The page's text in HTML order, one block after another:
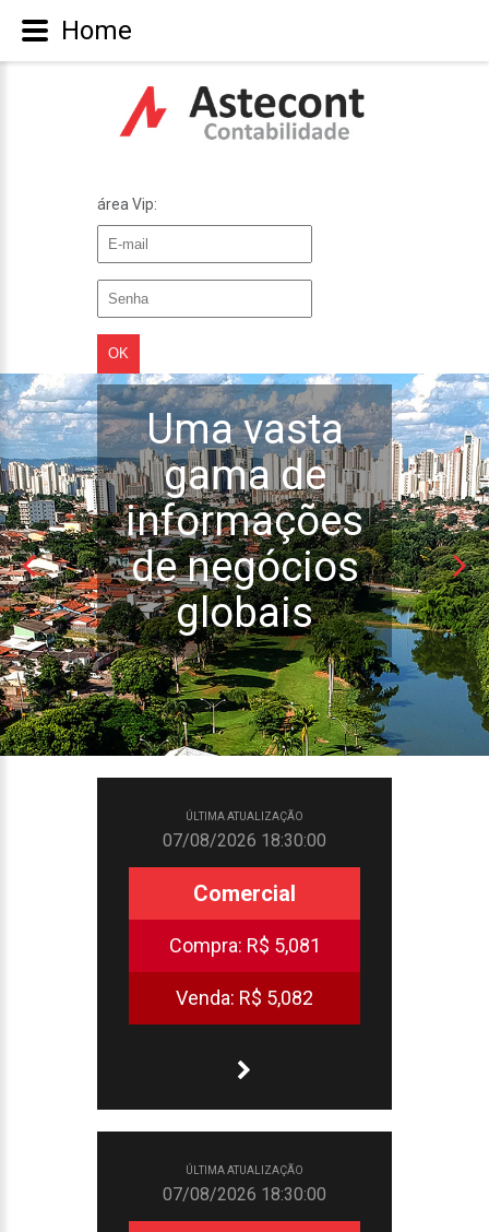
área Vip:
Uma vasta
gama de
informações
de negócios
globais
ÚLTIMA ATUALIZAÇÃO
07/08/2026 18:30:00
Comercial
Compra: R$ 5,081
Venda: R$ 5,082
ÚLTIMA ATUALIZAÇÃO
07/08/2026 18:30:00
Home